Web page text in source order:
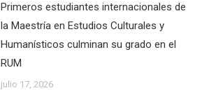
Primeros estudiantes internacionales de
la Maestría en Estudios Culturales y
Humanísticos culminan su grado en el
RUM
julio 17, 2026